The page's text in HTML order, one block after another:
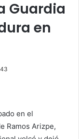
Guardia
en
43
en el
Ramos Arizpe,